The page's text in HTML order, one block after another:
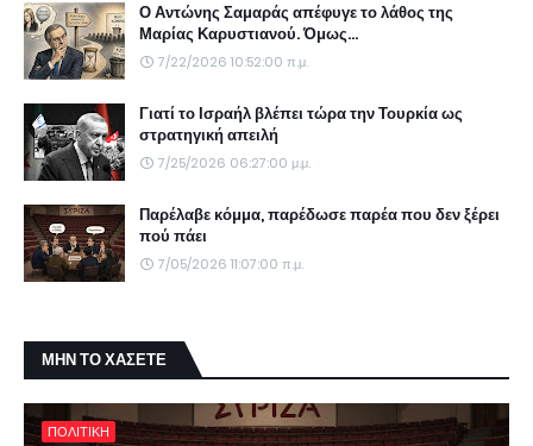
Ο Αντώνης Σαμαράς απέφυγε το λάθος της
Μαρίας Καρυστιανού. Όμως...
7/22/2026 10:52:00 π.μ.
Γιατί το Ισραήλ βλέπει τώρα την Τουρκία ως
στρατηγική απειλή
7/25/2026 06:27:00 μ.μ.
Παρέλαβε κόμμα, παρέδωσε παρέα που δεν ξέρει
πού πάει
7/05/2026 11:07:00 π.μ.
ΜΗΝ ΤΟ ΧΑΣΕΤΕ
ΠΟΛΙΤΙΚΗ